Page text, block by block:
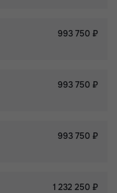
993 750 ₽
993 750 ₽
993 750 ₽
1 232 250 ₽